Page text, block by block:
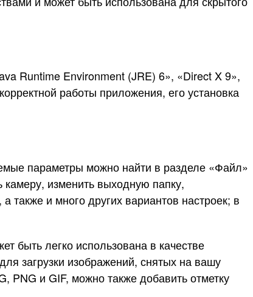
Runtime Environment (JRE) 6», «Direct X 9»,
работы приложения, его установка
параметры можно найти в разделе «Файл»
изменить выходную папку,
и много других вариантов настроек; в
быть легко использована в качестве
загрузки изображений, снятых на вашу
и GIF, можно также добавить отметку